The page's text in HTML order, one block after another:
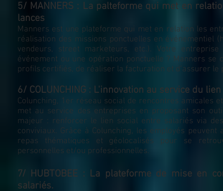
5/ MANNERS : La palteforme qui met en
lances
Manners est une plateforme qui met en relation les
réalisation des missions ponctuelles en événementiel
vendeurs, street marketeurs, etc.). Votre
événement ou une opération ponctuelle ? Manners se
profils certifiés, de réaliser la facturation et d’assurer le
6/ COLUNCHING : L'innovation au service du
Colunching, 1er réseau social de rencontres amicales
met au service des entreprises en proposant son
majeur : renforcer le lien social entre salariés via
conviviaux. Grâce à Colunching, les employés
repas thématiques et géolocalisés pour se
personnelles et/ou professionnelles.
7/ HUBTOBEE : La plateforme de mise en
salariés.